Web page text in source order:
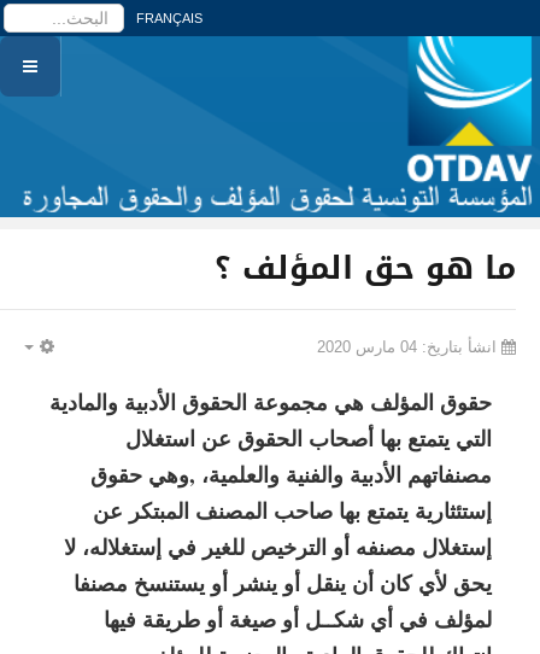
FRANÇAIS
ما هو حق المؤلف ؟
انشأ بتاريخ: 04 مارس 2020
حقوق المؤلف هي مجموعة الحقوق الأدبية والمادية
التي يتمتع بها أصحاب الحقوق عن استغلال
مصنفاتهم الأدبية والفنية والعلمية، ,وهي حقوق
إستئثارية يتمتع بها صاحب المصنف المبتكر عن
إستغلال مصنفه أو الترخيص للغير في إستغلاله، لا
يحق لأي كان أن ينقل أو ينشر أو يستنسخ مصنفا
لمؤلف في أي شكــل أو صيغة أو طريقة فيها